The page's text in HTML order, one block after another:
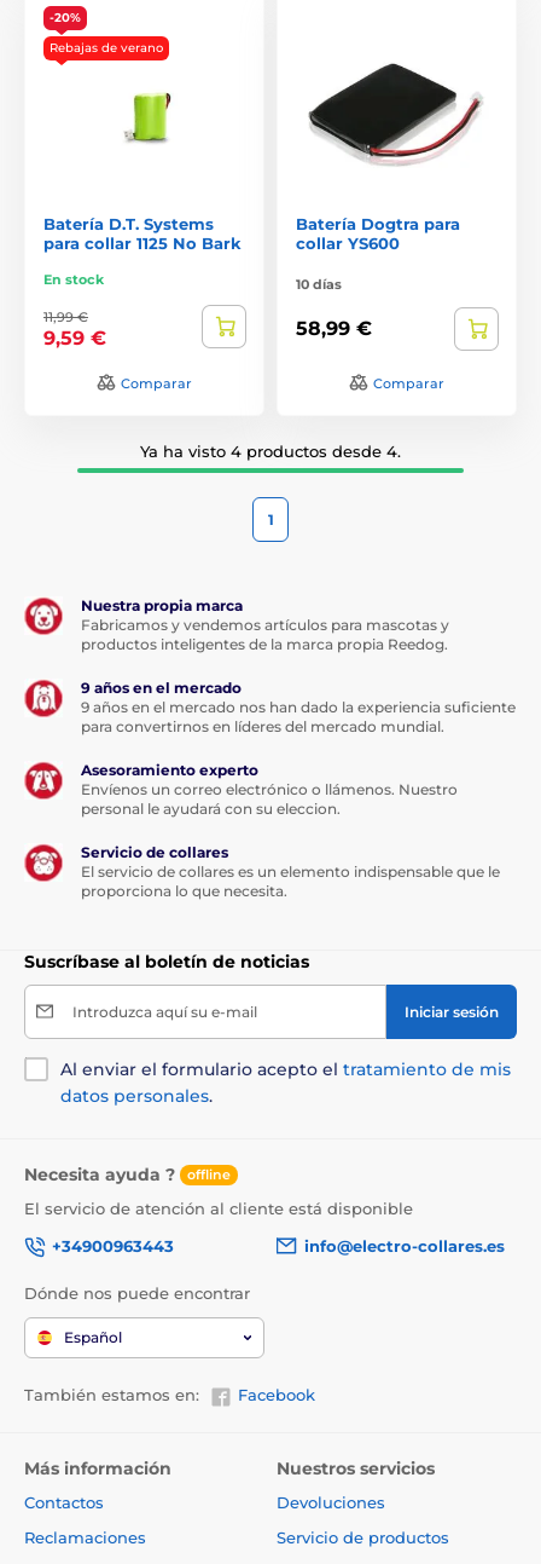
-20%
Rebajas de verano
Batería D.T. Systems
para collar 1125 No Bark
En stock
11,99 €
9,59 €
Comparar
Batería Dogtra para
collar YS600
10 días
58,99 €
Comparar
Ya ha visto 4 productos desde 4.
1
Nuestra propia marca
Fabricamos y vendemos artículos para mascotas y
productos inteligentes de la marca propia Reedog.
9 años en el mercado
9 años en el mercado nos han dado la experiencia suficiente
para convertirnos en líderes del mercado mundial.
Asesoramiento experto
Envíenos un correo electrónico o llámenos. Nuestro
personal le ayudará con su eleccion.
Servicio de collares
El servicio de collares es un elemento indispensable que le
proporciona lo que necesita.
Suscríbase al boletín de noticias
Introduzca aquí su e-mail Iniciar sesión
Al enviar el formulario acepto el tratamiento de mis
datos personales.
Necesita ayuda ? offline
El servicio de atención al cliente está disponible
+34900963443
info@electro-collares.es
Dónde nos puede encontrar
Español
También estamos en: Facebook
Más información
Contactos
Reclamaciones
Nuestros servicios
Devoluciones
Servicio de productos